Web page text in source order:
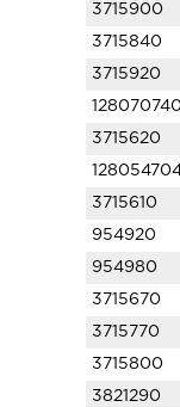
3715900
3715840
3715920
128070740
3715620
3715610
954920
954980
3715670
3715770
3715800
3821290